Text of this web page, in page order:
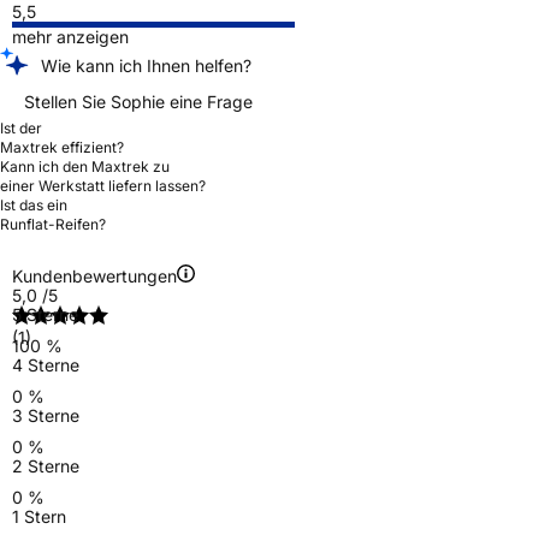
5,5
mehr anzeigen
Wie kann ich Ihnen helfen?
Stellen Sie Sophie eine Frage
Ist der
Maxtrek effizient?
Kann ich den Maxtrek zu
einer Werkstatt liefern lassen?
Ist das ein
Runflat-Reifen?
Kundenbewertungen
5,0 /5
(1)
5 Sterne
100 %
4 Sterne
0 %
3 Sterne
0 %
2 Sterne
0 %
1 Stern